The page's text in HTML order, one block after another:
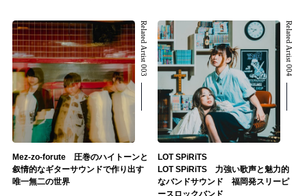
Related Artist 003
Mez-zo-forute 圧巻のハイトーンと
叙情的なギターサウンドで作り出す
唯一無二の世界
Related Artist 004
LOT SPiRiTS
LOT SPiRiTS 力強い歌声と魅力的
なバンドサウンド 福岡発スリーピ